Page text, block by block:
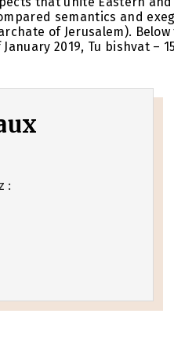
semantics and
of Jerusalem). Below
2019, Tu bishvat –
: